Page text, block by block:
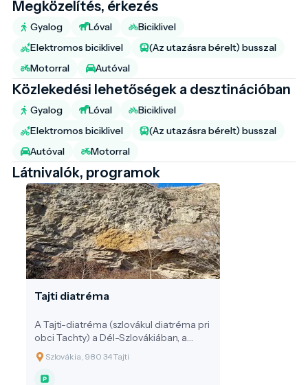
Megközelítés, érkezés
Gyalog Lóval
Biciklivel
Elektromos biciklivel
(Az utazásra bérelt) busszal
Motorral
Autóval
Közlekedési lehetőségek a desztinációban
Gyalog Lóval
Biciklivel
Elektromos biciklivel
(Az utazásra bérelt) busszal
Autóval
Motorral
Látnivalók, programok
Tajti diatréma
A Tajti-diatréma (szlovákul diatréma pri
obci Tachty) a Dél-Szlovákiában, a
magyar határ közelében fekvő Tachty
(magyarul: Tajti) település határában
található. Ez a képződmény a Kárpát–
Szlovákia, 980 34 Tajti